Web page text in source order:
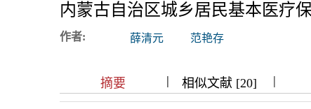
下载排
内蒙古自治区城乡居民基本医疗
作者: 薛清元 范艳存
摘要 |||| 相似文献 [20] |||